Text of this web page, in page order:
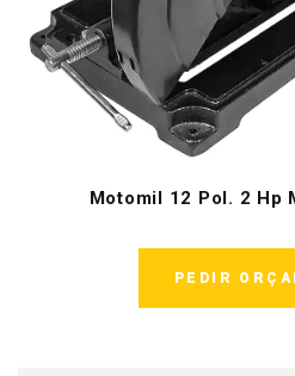
Motomil 12 Pol. 2 Hp
PEDIR